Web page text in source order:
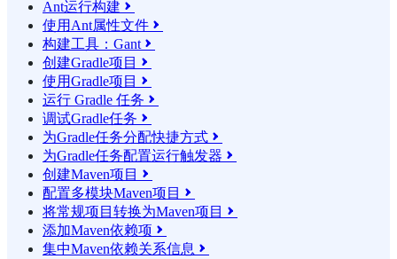
Ant运行构建 
使用Ant属性文件 
构建工具：Gant 
创建Gradle项目 
使用Gradle项目 
运行 Gradle 任务 
调试Gradle任务 
为Gradle任务分配快捷方式 
为Gradle任务配置运行触发器 
创建Maven项目 
配置多模块Maven项目 
将常规项目转换为Maven项目 
添加Maven依赖项 
集中Maven依赖关系信息 